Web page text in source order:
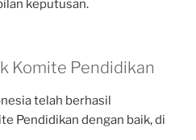
keputusan.
Komite Pendidikan
telah berhasil
Pendidikan dengan baik, di